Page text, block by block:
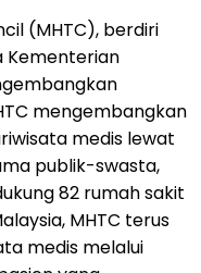
(MHTC), berdiri
Kementerian
mengembangkan
medis lewat
publik-swasta,
82 rumah sakit
MHTC terus
medis melalui